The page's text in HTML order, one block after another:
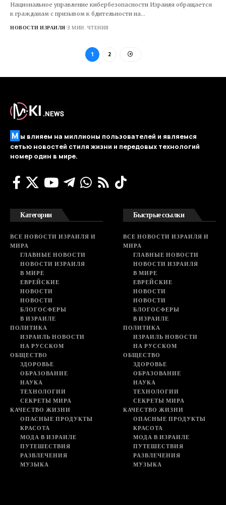
Национальное управление кибербезопасности Израиля обращается
к гражданам с призывом к бдительности на…
НОВОСТИ ИЗРАИЛЯ 3 МИН. ЧТЕНИЯ
1 2
М ы влияем на миллионы пользователей и являемся
сетью новостей стиля жизни и передовых технологий
номер один в мире.
Категории
ВСЕ НОВОСТИ ИЗРАИЛЯ И
МИРА
ГЛАВНЫЕ НОВОСТИ
НОВОСТИ ИЗРАИЛЯ
В МИРЕ
ЕВРЕЙСКИЕ
НОВОСТИ
НОВОСТИ
БЛОГОСФЕРЫ
В ИЗРАИЛЕ
ПОЛИТИКА
ИЗРАИЛЬ НОВОСТИ
НА РУССКОМ
ОБЩЕСТВО
ЗДОРОВЬЕ
ОБРАЗОВАНИЕ
НАУКА
ТЕХНОЛОГИИ
СЕКРЕТЫ МИРА
КАЧЕСТВО ЖИЗНИ
ОПАСНЫЕ ПРОДУКТЫ
КРАСОТА
МОДА В ИЗРАИЛЕ
ПУТЕШЕСТВИЯ
РАЗВЛЕЧЕНИЯ
МУЗЫКА
Быстрые ссылки
ВСЕ НОВОСТИ ИЗРАИЛЯ И
МИРА
ГЛАВНЫЕ НОВОСТИ
НОВОСТИ ИЗРАИЛЯ
В МИРЕ
ЕВРЕЙСКИЕ
НОВОСТИ
НОВОСТИ
БЛОГОСФЕРЫ
В ИЗРАИЛЕ
ПОЛИТИКА
ИЗРАИЛЬ НОВОСТИ
НА РУССКОМ
ОБЩЕСТВО
ЗДОРОВЬЕ
ОБРАЗОВАНИЕ
НАУКА
ТЕХНОЛОГИИ
СЕКРЕТЫ МИРА
КАЧЕСТВО ЖИЗНИ
ОПАСНЫЕ ПРОДУКТЫ
КРАСОТА
МОДА В ИЗРАИЛЕ
ПУТЕШЕСТВИЯ
РАЗВЛЕЧЕНИЯ
МУЗЫКА